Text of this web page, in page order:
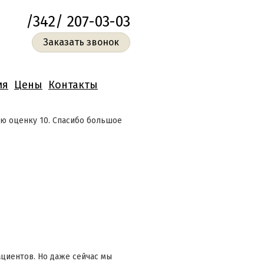
/342/ 207-03-03
Заказать звонок
Цены Контакты
оценку 10. Спасибо большое
Но даже сейчас мы